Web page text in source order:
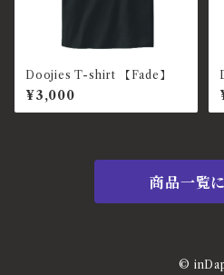
Doojies T-shirt 【Fade】
¥3,000
商品一覧
©